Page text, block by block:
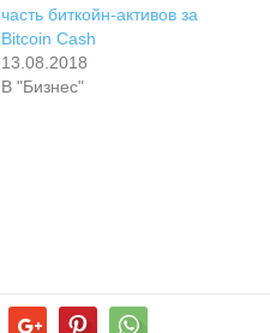
часть биткойн-активов за
Bitcoin Cash
13.08.2018
В "Бизнес"